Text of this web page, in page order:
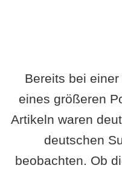
Bereits bei
eines größeren
Artikeln waren
deutschen
beobachten. Ob